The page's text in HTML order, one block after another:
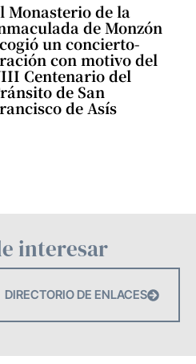
Monasterio de la
de Monzón
un concierto-
con motivo del
Centenario del
de San
de Asís
interesar
DIRECTORIO DE ENLACES